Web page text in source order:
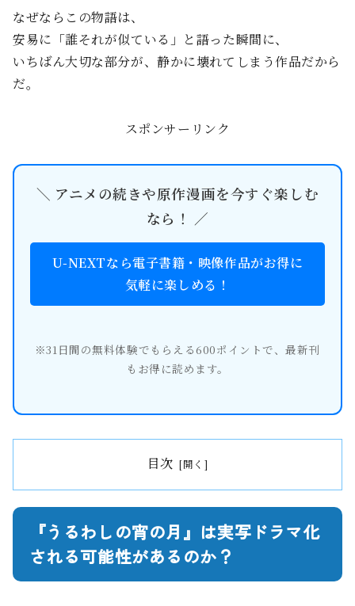
なぜならこの物語は、
安易に「誰それが似ている」と語った瞬間に、
いちばん大切な部分が、静かに壊れてしまう作品だから
だ。
スポンサーリンク
＼ アニメの続きや原作漫画を今すぐ楽しむ
なら！ ／
U-NEXTなら電子書籍・映像作品がお得に
気軽に楽しめる！
※31日間の無料体験でもらえる600ポイントで、最新刊
もお得に読めます。
目次
『うるわしの宵の月』は実写ドラマ化
される可能性があるのか？